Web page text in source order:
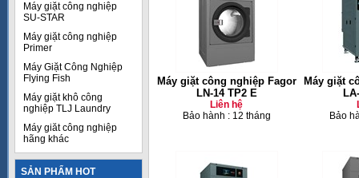
Máy giặt công nghiệp
SU-STAR
Máy giặt công nghiệp
Primer
Máy Giặt Công Nghiệp
Flying Fish
Máy giặt khô công
nghiệp TLJ Laundry
Máy giăt công nghiệp
hãng khác
SẢN PHẨM HOT
Máy giặt công nghiệp Fagor
LN-14 TP2 E
Liên hệ
Bảo hành : 12 tháng
Máy giặt
Bảo